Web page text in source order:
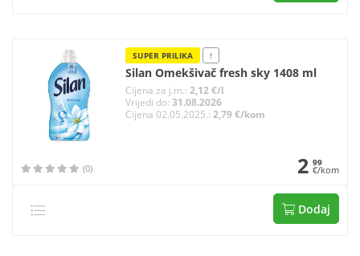
SUPER PRILIKA !
Silan Omekšivač fresh sky 1408 ml
Cijena za j.m.: 2,12 €/l
Vrijedi do: 31.08.2026
Cijena 02.05.2025.: 2,79 €/kom
(0) 2 99
€/kom
Dodaj